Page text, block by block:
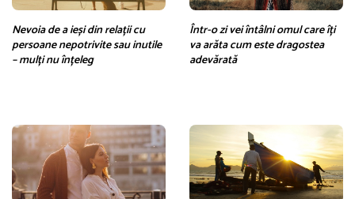
Nevoia de a ieși din relații cu
persoane nepotrivite sau inutile
– mulți nu înțeleg
Într-o zi vei întâlni omul care îți
va arăta cum este dragostea
adevărată